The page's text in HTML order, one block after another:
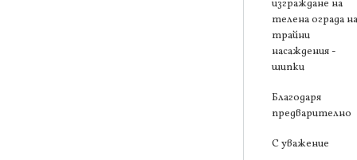
изграждане на
телена ограда на
трайни
насаждения -
шипки
Благодаря
предварително
С уважение